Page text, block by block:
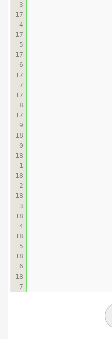
3
17
4
17
5
17
6
17
7
17
8
17
9
18
0
18
1
18
2
18
3
18
4
18
5
18
6
18